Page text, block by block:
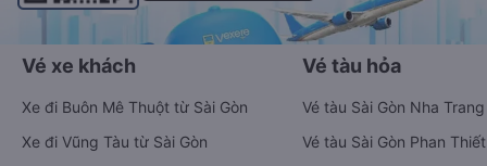
Vé xe khách
Xe đi Buôn Mê Thuột từ Sài Gòn
Xe đi Vũng Tàu từ Sài Gòn
Vé tàu hỏa
Vé tàu Sài Gòn Nha Trang
Vé tàu Sài Gòn Phan Thiết